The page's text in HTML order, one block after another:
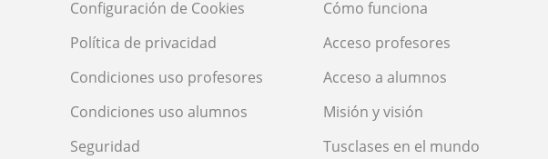
Configuración de Cookies
Política de privacidad
Condiciones uso profesores
Condiciones uso alumnos
Seguridad
Cómo funciona
Acceso profesores
Acceso a alumnos
Misión y visión
Tusclases en el mundo